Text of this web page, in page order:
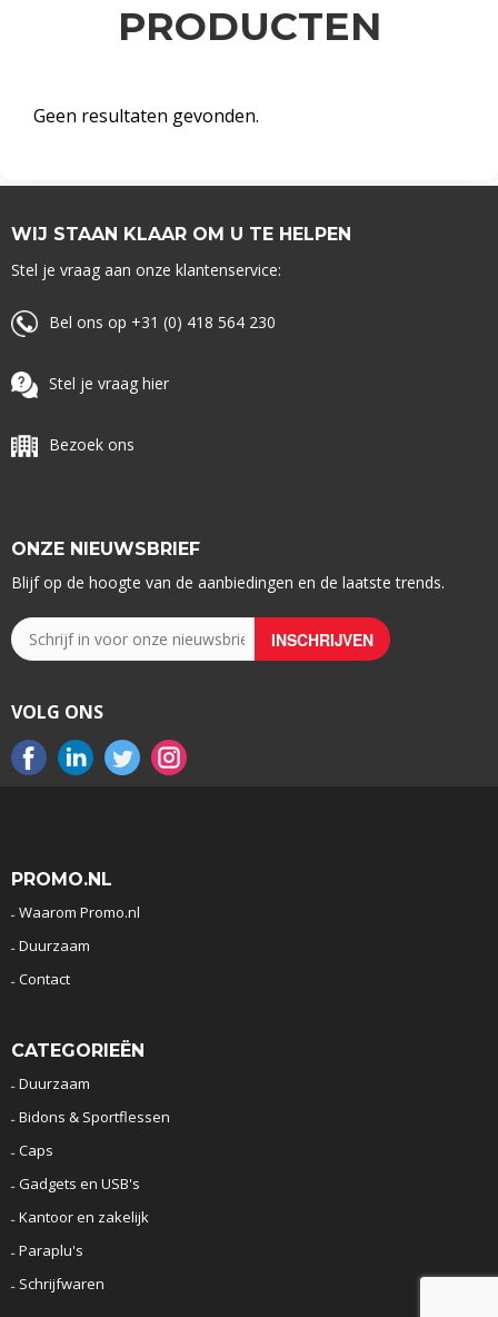
PRODUCTEN
Geen resultaten gevonden.
WIJ STAAN KLAAR OM U TE HELPEN
Stel je vraag aan onze klantenservice:
Bel ons op +31 (0) 418 564 230
Stel je vraag hier
Bezoek ons
ONZE NIEUWSBRIEF
Blijf op de hoogte van de aanbiedingen en de laatste trends.
VOLG ONS
PROMO.NL
Waarom Promo.nl
Duurzaam
Contact
CATEGORIEËN
Duurzaam
Bidons & Sportflessen
Caps
Gadgets en USB's
Kantoor en zakelijk
Paraplu's
Schrijfwaren